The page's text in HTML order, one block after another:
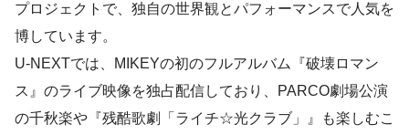
プロジェクトで、独自の世界観とパフォーマンスで人気を
博しています。
U-NEXTでは、MIKEYの初のフルアルバム『破壊ロマン
ス』のライブ映像を独占配信しており、PARCO劇場公演
の千秋楽や『残酷歌劇「ライチ☆光クラブ」』も楽しむこ